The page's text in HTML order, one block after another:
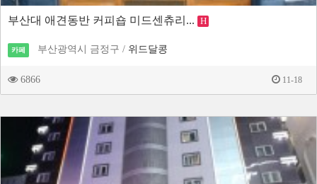
부산대 애견동반 커피숍 미드센츄리... H
카페 부산광역시 금정구 / 위드달콩
6866 11-18